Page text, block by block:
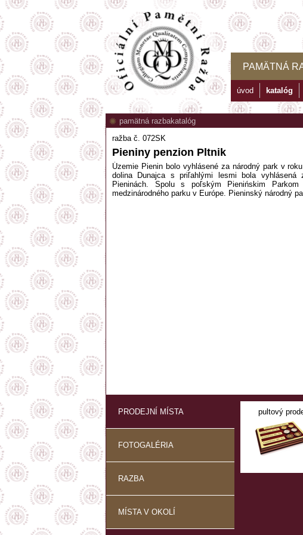
PAMÄTNÁ
úvod katalóg
pamätná razbakatalóg
ražba č. 072SK
Pieniny penzion Pltnik
Územie Pienin bolo vyhlásené za národný park v
dolina Dunajca s priľahlými lesmi bola vyhlásená
Pieninách. Spolu s poľským Pienińskim
medzinárodného parku v Európe. Pieninský národný
PRODEJNÍ MÍSTA
FOTOGALÉRIA
RAZBA
MÍSTA V OKOLÍ
pultový